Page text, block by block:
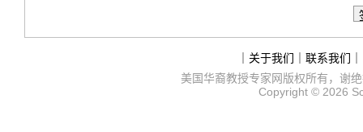
关于我们 联系我们
美国华裔教授专家网版权所有，谢
Copyright © 2026